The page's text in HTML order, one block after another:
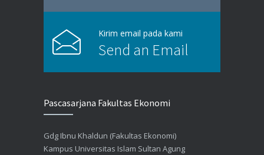
Kirim email pada kami
Send an Email
Pascasarjana Fakultas Ekonomi
Gdg Ibnu Khaldun (Fakultas Ekonomi)
Kampus Universitas Islam Sultan Agung